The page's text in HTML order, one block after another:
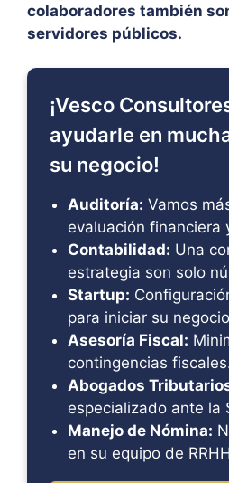
colaboradores también
servidores públicos.
¡Vesco
ayudarle en
su negocio!
Auditoría: Vamos
evaluación financiera
Contabilidad: Una
estrategia son solo
Startup:
para iniciar su
Asesoría Fiscal:
contingencias
Abogados
especializado ante la
Manejo de Nómina:
en su equipo de